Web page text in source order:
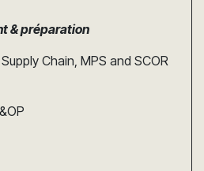
& préparation
Chain, MPS and SCOR